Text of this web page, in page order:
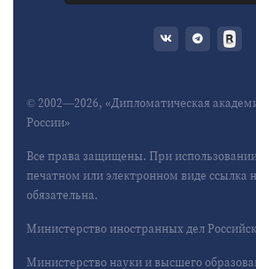
© 2002—2026, «Дипломатическая
России»
Все права защищены. При
печатном или электронном виде ссылка
обязательна.
Министерство иностранных дел
Министерство науки и высшего